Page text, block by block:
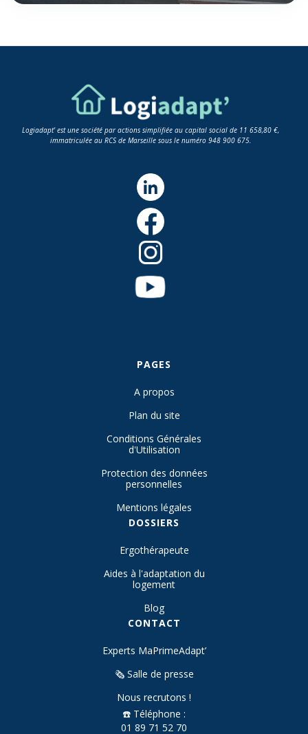
Logiadapt' est une société par actions simplifiée au capital social de 11 658,80 €,
immatriculée au RCS de Marseille sous le numéro 948 900 675.
PAGES
A propos
Plan du site
Conditions Générales
d'Utilisation
Protection des données
personnelles
Mentions légales
DOSSIERS
Ergothérapeute
Aides à l'adaptation du
logement
Blog
CONTACT
Experts MaPrimeAdapt’
🗞️ Salle de presse
Nous recrutons !
☎️ Téléphone :
01 89 71 52 70